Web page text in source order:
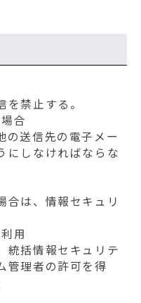
禁止する。
合
送信先の電子メー
にしなければならな
は、情報セキュリ
用
統括情報セキュリテ
管理者の許可を得